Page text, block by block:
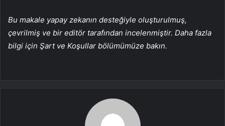
Bu makale yapay zekanın desteğiyle oluşturulmuş,
çevrilmiş ve bir editör tarafından incelenmiştir. Daha fazla
bilgi için Şart ve Koşullar bölümümüze bakın.